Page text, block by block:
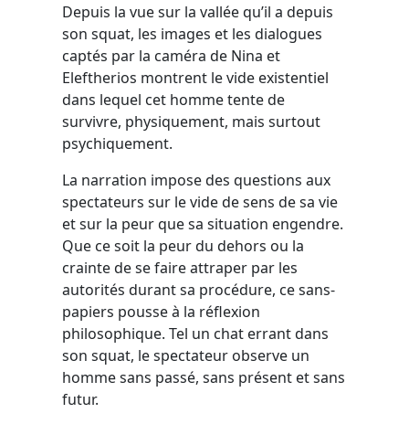
Depuis la vue sur la vallée qu’il a depuis
son squat, les images et les dialogues
captés par la caméra de Nina et
Eleftherios montrent le vide existentiel
dans lequel cet homme tente de
survivre, physiquement, mais surtout
psychiquement.
La narration impose des questions aux
spectateurs sur le vide de sens de sa vie
et sur la peur que sa situation engendre.
Que ce soit la peur du dehors ou la
crainte de se faire attraper par les
autorités durant sa procédure, ce sans-
papiers pousse à la réflexion
philosophique. Tel un chat errant dans
son squat, le spectateur observe un
homme sans passé, sans présent et sans
futur.